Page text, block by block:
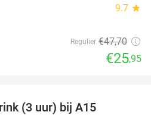
9.7 star
Regulier €47,70
€25,95
(3 uur) bij A15